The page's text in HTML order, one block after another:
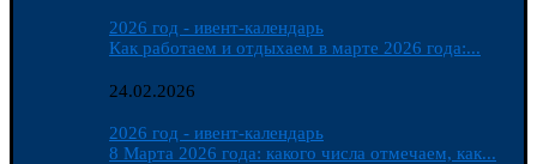
2026 год - ивент-календарь
Как работаем и отдыхаем в марте 2026 года:...
24.02.2026
2026 год - ивент-календарь
8 Марта 2026 года: какого числа отмечаем, как...